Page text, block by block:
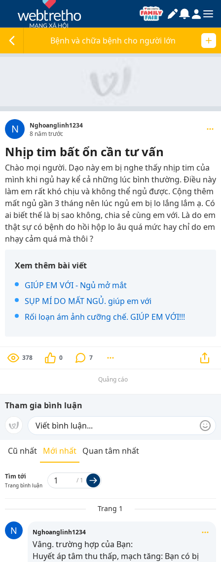
Bệnh và chữa bệnh cho người lớn
N
Nghoanglinh1234
8 năm trước
Nhịp tim bất ổn cần tư vấn
Chào mọi người. Dạo này em bị nghe thấy nhịp tim của
mình khi ngủ hay kể cả những lúc bình thường. Điều này
làm em rất khó chịu và không thể ngủ được. Cộng thêm
mất ngủ gần 3 tháng nên lúc ngủ em bị lo lắng lắm ạ. Có
ai biết thế là bị sao không, chia sẻ cùng em với. Là do em
thật sự có bệnh do hồi hộp lo âu quá mức hay chỉ do em
nhạy cảm quá mà thôi ?
Xem thêm bài viết
GIÚP EM VỚI - Ngủ mở mắt
SỤP MÍ DO MẤT NGỦ. giúp em với
Rối loạn ám ảnh cưỡng chế. GIÚP EM VỚI!!!
378 0 7
Quảng cáo
Tham gia bình luận
Cũ nhất Mới nhất Quan tâm nhất
Tìm tới
Trang bình luận
/ 1
Trang 1
N Nghoanglinh1234
Vâng. trường hợp của Bạn:
Huyết áp tâm thu thấp, mạch tăng: Bạn có bị